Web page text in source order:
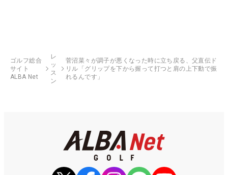
ゴルフ総合
サイト
ALBA Net
レ
ッ
ス
ン
菅沼菜々が調子が悪くなった時に立ち戻る、父直伝ド
リル「グリップを下から握って打つと肩の上下動で振
れるんです」